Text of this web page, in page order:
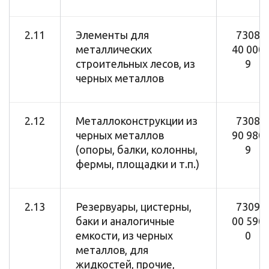
2.11
Элементы для
металлических
строительных лесов, из
черных металлов
7308
40 000
9
2.12
Металлоконструкции из
черных металлов
(опоры, балки, колонны,
фермы, площадки и т.п.)
7308
90 980
9
2.13
Резервуары, цистерны,
баки и аналогичные
емкости, из черных
металлов, для
жидкостей, прочие,
7309
00 590
0